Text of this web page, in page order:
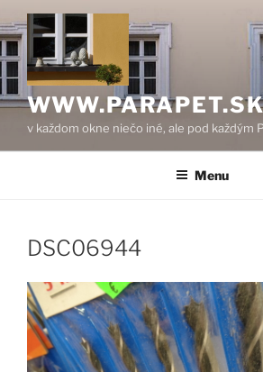
Prejsť
na
obsah
v každom okne niečo iné, ale pod každým
Menu
DSC06944